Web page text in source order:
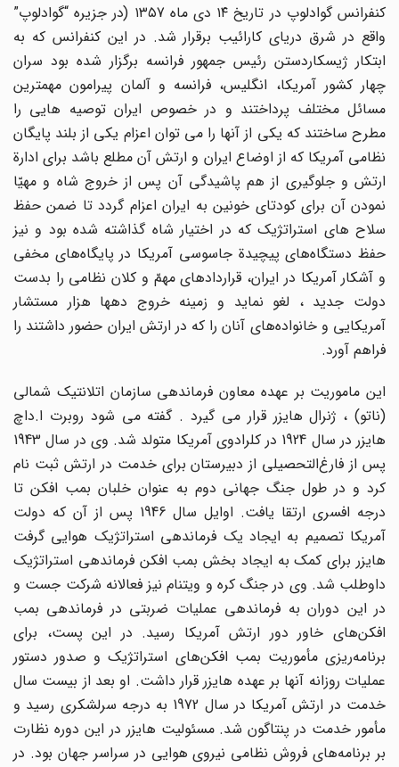
کنفرانس گوادلوپ در تاریخ ۱۴ دی ماه ۱۳۵7 (در جزیره “گوادلوپ”
واقع در شرق دریای کارائیب برقرار شد. در این کنفرانس که به
ابتکار ژیسکاردستن رئیس جمهور فرانسه برگزار شده بود سران
چهار کشور آمریکا، انگلیس، فرانسه و آلمان پیرامون مهمترین
مسائل مختلف پرداختند و در خصوص ایران توصیه هایی را
مطرح ساختند که یکی از آنها را می توان اعزام یکی از بلند پایگان
نظامی آمریکا که از اوضاع ایران و ارتش آن مطلع باشد برای ادارة
ارتش و جلوگیری از هم پاشیدگی آن پس از خروج شاه و مهیّا
نمودن آن برای کودتای خونین به ایران اعزام گردد تا ضمن حفظ
سلاح های استراتژیک که در اختیار شاه گذاشته شده بود و نیز
حفظ دستگاه‌های پیچیدة جاسوسی آمریکا در پایگاه‌های مخفی
و آشکار آمریکا در ایران، قراردادهای مهمّ و کلان نظامی را بدست
دولت جدید ، لغو نماید و زمینه خروج دهها هزار مستشار
آمریکایی و خانواده‌های آنان را که در ارتش ایران حضور داشتند را
فراهم آورد.
این ماموریت بر عهده معاون فرماندهی سازمان اتلانتیک شمالی
(ناتو) ، ژنرال هایزر قرار می گیرد . گفته می شود روبرت ا.داچ‌
هایزر در سال 1924 در کلرادوی آمریکا متولد شد. وی در سال 1943
پس از فارغ‌التحصیلی از دبیرستان برای خدمت در ارتش ثبت نام
کرد و در طول جنگ جهانی دوم به عنوان خلبان بمب افکن تا
درجه افسری ارتقا یافت. اوایل سال 1946 پس از آن که دولت
آمریکا تصمیم به ایجاد یک فرماندهی استراتژیک هوایی گرفت
هایزر برای کمک به ایجاد بخش بمب افکن فرماندهی استراتژیک
داوطلب شد. وی در جنگ کره و ویتنام نیز فعالانه شرکت جست و
در این دوران به فرماندهی عملیات ضربتی در فرماندهی بمب
افکن‌های خاور دور ارتش آمریکا رسید. در این پست، برای
برنامه‌ریزی مأموریت‌ بمب افکن‌های استراتژیک و صدور دستور
عملیات روزانه آنها بر عهده هایزر قرار داشت. او بعد از بیست سال
خدمت در ارتش آمریکا در سال 1972 به درجه سرلشکری رسید و
مأمور خدمت در پنتاگون شد. مسئولیت هایزر در این دوره نظارت
بر برنامه‌های فروش نظامی نیروی هوایی در سراسر جهان بود. در